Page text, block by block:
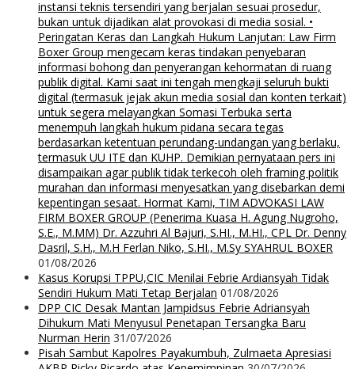
instansi teknis tersendiri yang berjalan sesuai prosedur,
bukan untuk dijadikan alat provokasi di media sosial. •
Peringatan Keras dan Langkah Hukum Lanjutan: Law Firm
Boxer Group mengecam keras tindakan penyebaran
informasi bohong dan penyerangan kehormatan di ruang
publik digital. Kami saat ini tengah mengkaji seluruh bukti
digital (termasuk jejak akun media sosial dan konten terkait)
untuk segera melayangkan Somasi Terbuka serta
menempuh langkah hukum pidana secara tegas
berdasarkan ketentuan perundang-undangan yang berlaku,
termasuk UU ITE dan KUHP. Demikian pernyataan pers ini
disampaikan agar publik tidak terkecoh oleh framing politik
murahan dan informasi menyesatkan yang disebarkan demi
kepentingan sesaat. Hormat Kami, TIM ADVOKASI LAW
FIRM BOXER GROUP (Penerima Kuasa H. Agung Nugroho,
S.E., M.MM) Dr. Azzuhri Al Bajuri, S.HI., M.HI., CPL Dr. Denny
Dasril, S.H., M.H Ferlan Niko, S.HI., M.Sy SYAHRUL BOXER
01/08/2026
Kasus Korupsi TPPU,CIC Menilai Febrie Ardiansyah Tidak
Sendiri Hukum Mati Tetap Berjalan 01/08/2026
DPP CIC Desak Mantan Jampidsus Febrie Adriansyah
Dihukum Mati Menyusul Penetapan Tersangka Baru
Nurman Herin 31/07/2026
Pisah Sambut Kapolres Payakumbuh, Zulmaeta Apresiasi